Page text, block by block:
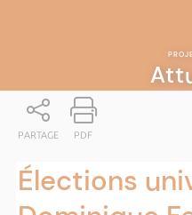
PARTAGE PDF
Élections